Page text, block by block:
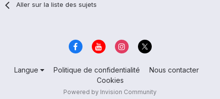
Aller sur la liste des sujets
Langue Politique de confidentialité
Nous contacter
Cookies
Powered by Invision Community